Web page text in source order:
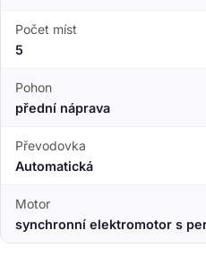
Počet míst
5
Pohon
přední náprava
Převodovka
Automatická
Motor
synchronní elektromotor s